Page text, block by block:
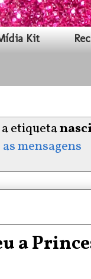
Kit
etiqueta
as mensagens
a